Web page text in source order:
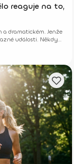
reaguje na to,
a dramatickém. Jenže
události. Někdy